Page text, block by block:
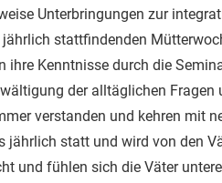
Unterbringungen zur
stattfindenden
ihre Kenntnisse durch die
der alltäglichen Fragen
verstanden und kehren mit
jährlich statt und wird von den
und fühlen sich die Väter